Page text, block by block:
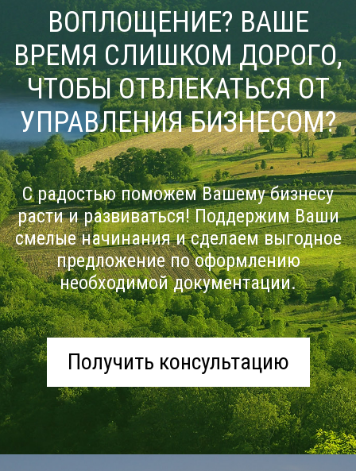
ВОПЛОЩЕНИЕ? ВАШЕ
ВРЕМЯ СЛИШКОМ ДОРОГО,
ЧТОБЫ ОТВЛЕКАТЬСЯ ОТ
УПРАВЛЕНИЯ БИЗНЕСОМ?
С радостью поможем Вашему бизнесу
расти и развиваться! Поддержим Ваши
смелые начинания и сделаем выгодное
предложение по оформлению
необходимой документации.
Получить консультацию